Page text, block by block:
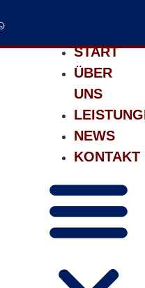
START
ÜBER
UNS
NEWS
KONTAKT